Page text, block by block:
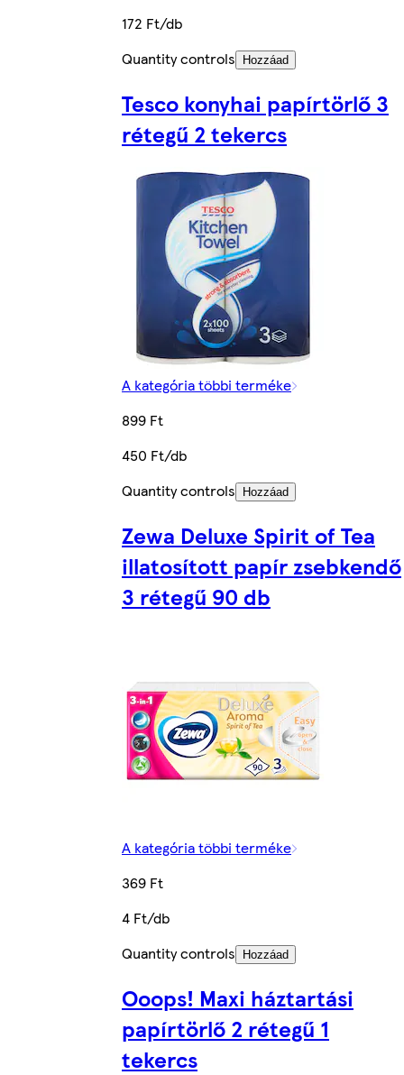
172 Ft/db
Quantity controls
Hozzáad
Tesco konyhai papírtörlő 3
rétegű 2 tekercs
A kategória többi terméke
899 Ft
450 Ft/db
Quantity controls
Hozzáad
Zewa Deluxe Spirit of Tea
illatosított papír zsebkendő
3 rétegű 90 db
A kategória többi terméke
369 Ft
4 Ft/db
Quantity controls
Hozzáad
Ooops! Maxi háztartási
papírtörlő 2 rétegű 1
tekercs